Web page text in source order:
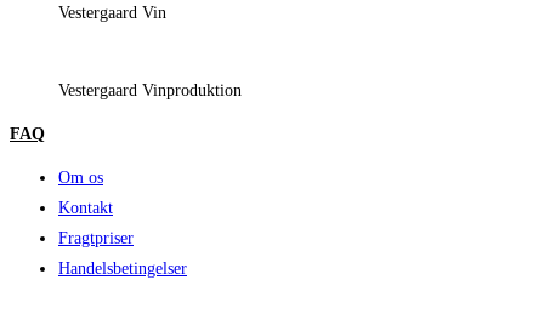
Vestergaard Vin
Vestergaard Vinproduktion
FAQ
Om os
Kontakt
Fragtpriser
Handelsbetingelser